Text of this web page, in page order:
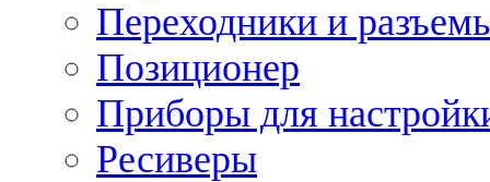
Переходники и
Позиционер
Приборы для
Ресиверы